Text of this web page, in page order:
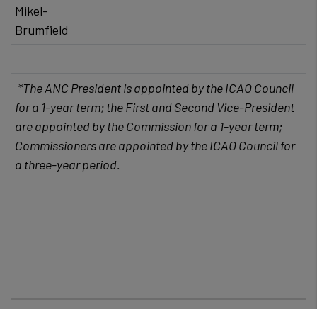
Mikel-
Brumfield
*The ANC President is appointed by the ICAO Council
for a 1-year term; the First and Second Vice-President
are appointed by the Commission for a 1-year term;
Commissioners are appointed by the ICAO Council for
a three-year period.